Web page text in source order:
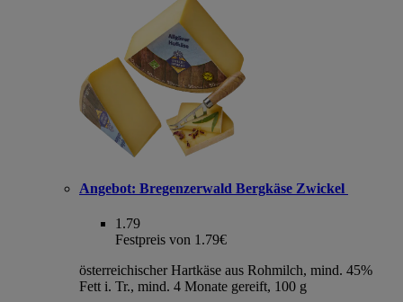
Angebot: Bregenzerwald Bergkäse Zwickel
1.79
Festpreis von 1.79€
österreichischer Hartkäse aus Rohmilch, mind. 45%
Fett i. Tr., mind. 4 Monate gereift, 100 g